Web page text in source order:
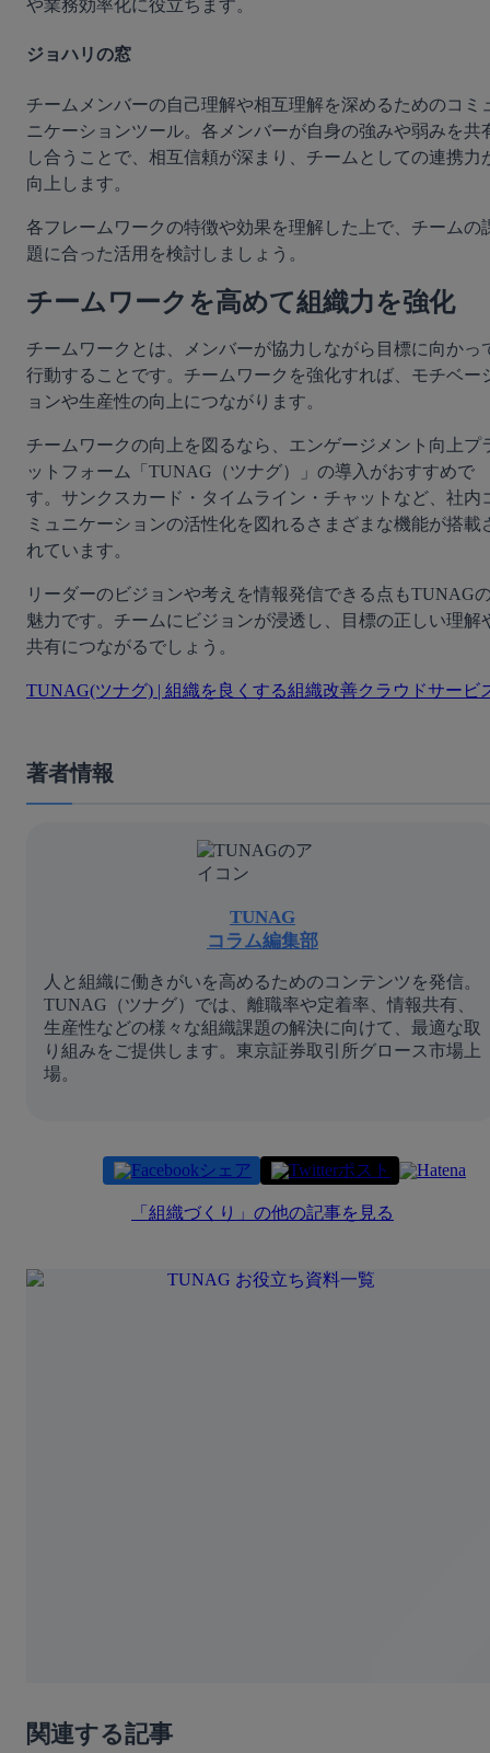
や業務効率化に役立ちます。
ジョハリの窓
チームメンバーの自己理解や相互理解を深めるためのコミ
ニケーションツール。各メンバーが自身の強みや弱みを共
し合うことで、相互信頼が深まり、チームとしての連携力
向上します。
各フレームワークの特徴や効果を理解した上で、チームの
題に合った活用を検討しましょう。
チームワークを高めて組織力を強化
チームワークとは、メンバーが協力しながら目標に向かっ
行動することです。チームワークを強化すれば、モチベー
ョンや生産性の向上につながります。
チームワークの向上を図るなら、エンゲージメント向上プ
ットフォーム「TUNAG（ツナグ）」の導入がおすすめで
す。サンクスカード・タイムライン・チャットなど、社内
ミュニケーションの活性化を図れるさまざまな機能が搭載
れています。
リーダーのビジョンや考えを情報発信できる点もTUNAG
魅力です。チームにビジョンが浸透し、目標の正しい理解
共有につながるでしょう。
TUNAG(ツナグ) | 組織を良くする組織改善クラウドサービ
著者情報
TUNAG
コラム編集部
人と組織に働きがいを高めるためのコンテンツを発信。
TUNAG（ツナグ）では、離職率や定着率、情報共有、
生産性などの様々な組織課題の解決に向けて、最適な取
り組みをご提供します。東京証券取引所グロース市場上
場。
シェア ポスト
「 組織づくり 」の他の記事を見る
関連する記事